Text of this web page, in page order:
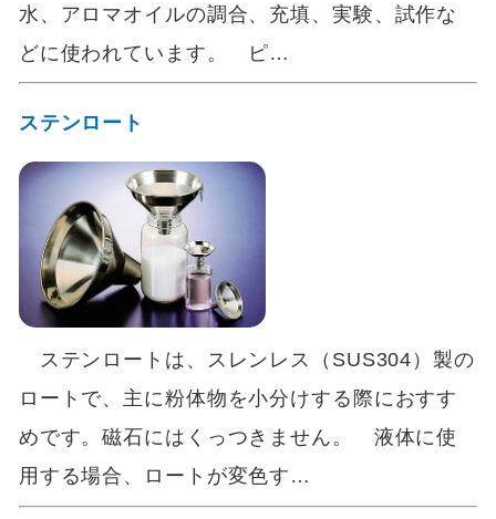
水、アロマオイルの調合、充填、実験、試作な
どに使われています。 ピ…
ステンロート
ステンロートは、スレンレス（SUS304）製の
ロートで、主に粉体物を小分けする際におすす
めです。磁石にはくっつきません。 液体に使
用する場合、ロートが変色す…